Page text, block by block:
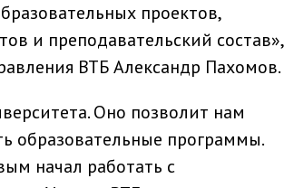
проектов,
и преподавательский состав»,
ВТБ Александр Пахомов.
Оно позволит нам
образовательные программы.
начал работать с